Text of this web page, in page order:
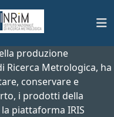
produzione
Ricerca Metrologica, ha
conservare e
i prodotti della
la piattaforma IRIS